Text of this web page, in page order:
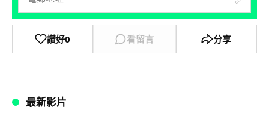
讚好0 看留言 分享
最新影片